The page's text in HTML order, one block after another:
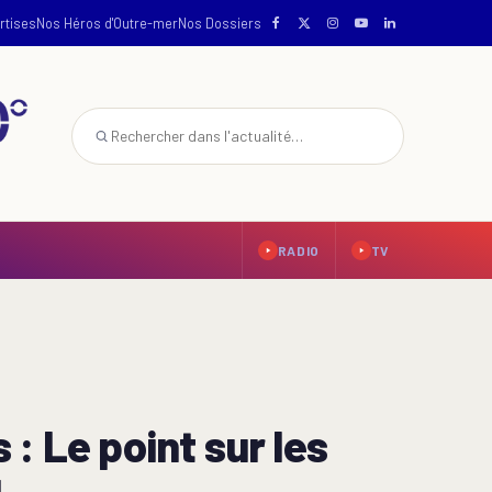
Nos Héros d'Outre-merNos Dossiers
RADIO TV
: Le point sur les